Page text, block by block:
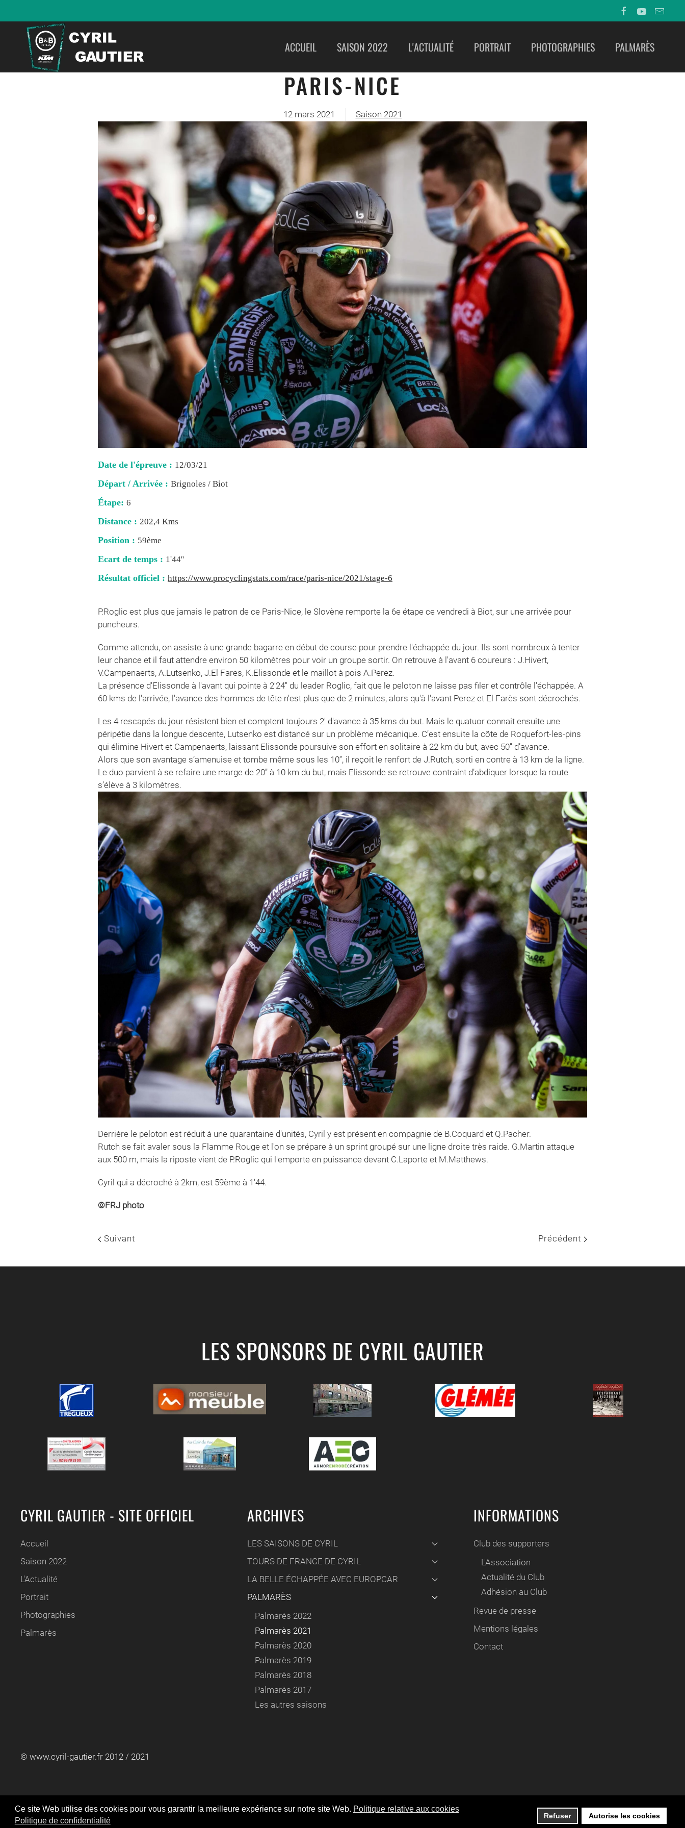
Ce site Web utilise des cookies pour vous garantir la meilleure expérience sur notre site Web. Politique relative aux cookies
Politique de confidentialité
Refuser Autorise les cookies
ACCUEIL SAISON 2022 L'ACTUALITÉ PORTRAIT PHOTOGRAPHIES PALMARÈS
PARIS-NICE
12 mars 2021 Saison 2021
Date de l'épreuve : 12/03/21
Départ / Arrivée : Brignoles / Biot
Étape: 6
Distance : 202,4 Kms
Position : 59ème
Ecart de temps : 1'44''
Résultat officiel : https://www.procyclingstats.com/race/paris-nice/2021/stage-6
P.Roglic est plus que jamais le patron de ce Paris-Nice, le Slovène remporte la 6e étape ce vendredi à Biot, sur une arrivée pour
puncheurs.
Comme attendu, on assiste à une grande bagarre en début de course pour prendre l'échappée du jour. Ils sont nombreux à tenter
leur chance et il faut attendre environ 50 kilomètres pour voir un groupe sortir. On retrouve à l'avant 6 coureurs : J.Hivert,
V.Campenaerts, A.Lutsenko, J.El Fares, K.Elissonde et le maillot à pois A.Perez.
La présence d'Elissonde à l'avant qui pointe à 2'24'' du leader Roglic, fait que le peloton ne laisse pas filer et contrôle l'échappée. A
60 kms de l'arrivée, l'avance des hommes de tête n'est plus que de 2 minutes, alors qu'à l'avant Perez et El Farès sont décrochés.
Les 4 rescapés du jour résistent bien et comptent toujours 2' d'avance à 35 kms du but. Mais le quatuor connait ensuite une
péripétie dans la longue descente, Lutsenko est distancé sur un problème mécanique. C’est ensuite la côte de Roquefort-les-pins
qui élimine Hivert et Campenaerts, laissant Elissonde poursuive son effort en solitaire à 22 km du but, avec 50’’ d’avance.
Alors que son avantage s’amenuise et tombe même sous les 10’’, il reçoit le renfort de J.Rutch, sorti en contre à 13 km de la ligne.
Le duo parvient à se refaire une marge de 20’’ à 10 km du but, mais Elissonde se retrouve contraint d’abdiquer lorsque la route
s’élève à 3 kilomètres.
Derrière le peloton est réduit à une quarantaine d'unités, Cyril y est présent en compagnie de B.Coquard et Q.Pacher.
Rutch se fait avaler sous la Flamme Rouge et l'on se prépare à un sprint groupé sur une ligne droite très raide. G.Martin attaque
aux 500 m, mais la riposte vient de P.Roglic qui l'emporte en puissance devant C.Laporte et M.Matthews.
Cyril qui a décroché à 2km, est 59ème à 1'44.
©FRJ photo
Suivant Précédent
LES SPONSORS DE CYRIL GAUTIER
CYRIL GAUTIER - SITE OFFICIEL
Accueil
Saison 2022
L'Actualité
Portrait
Photographies
Palmarès
ARCHIVES
LES SAISONS DE CYRIL
TOURS DE FRANCE DE CYRIL
LA BELLE ÉCHAPPÉE AVEC EUROPCAR
PALMARÈS
Palmarès 2022
Palmarès 2021
Palmarès 2020
Palmarès 2019
Palmarès 2018
Palmarès 2017
Les autres saisons
INFORMATIONS
Club des supporters
L'Association
Actualité du Club
Adhésion au Club
Revue de presse
Mentions légales
Contact
© www.cyril-gautier.fr 2012 / 2021
En utilisant ce site Web, vous acceptez l'utilisation de cookies comme décrit dans notre politique de confidentialité, en savoir plus.